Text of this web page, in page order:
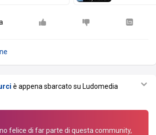
è appena sbarcato su Ludomedia
felice di far parte di questa community,